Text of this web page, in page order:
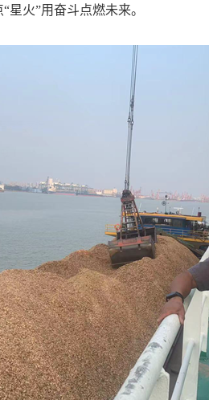
星火”用奋斗点燃未来。